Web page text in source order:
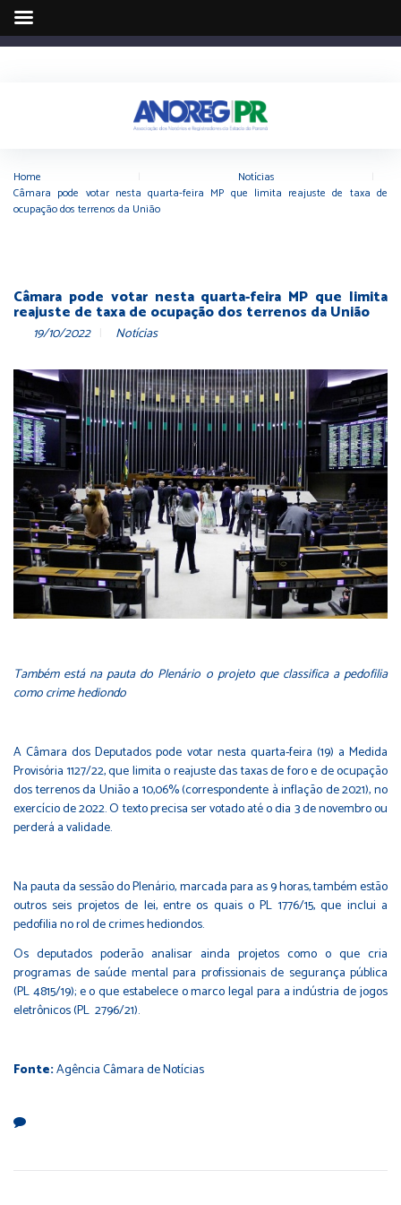
Home Notícias
Câmara pode votar nesta quarta-feira MP que limita reajuste de taxa de
ocupação dos terrenos da União
Câmara pode votar nesta quarta-feira MP que limita
reajuste de taxa de ocupação dos terrenos da União
19/10/2022 Notícias
Também está na pauta do Plenário o projeto que classifica a pedofilia
como crime hediondo
A Câmara dos Deputados pode votar nesta quarta-feira (19) a Medida
Provisória 1127/22, que limita o reajuste das taxas de foro e de ocupação
dos terrenos da União a 10,06% (correspondente à inflação de 2021), no
exercício de 2022. O texto precisa ser votado até o dia 3 de novembro ou
perderá a validade.
Na pauta da sessão do Plenário, marcada para as 9 horas, também estão
outros seis projetos de lei, entre os quais o PL 1776/15, que inclui a
pedofilia no rol de crimes hediondos.
Os deputados poderão analisar ainda projetos como o que cria
programas de saúde mental para profissionais de segurança pública
(PL 4815/19); e o que estabelece o marco legal para a indústria de jogos
eletrônicos (PL 2796/21).
Fonte:Agência Câmara de Notícias